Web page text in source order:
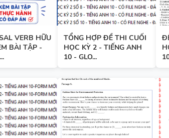
SPEAKING -
CAMBRIDGE
SPEAKING WHEEL
GLOBAL SUCCESS
VERB HỮU
BÀI TẬP -
TỔNG HỢP ĐỀ THI CUỐI
HỌC KỲ 2 - TIẾNG ANH
10 - GLO...